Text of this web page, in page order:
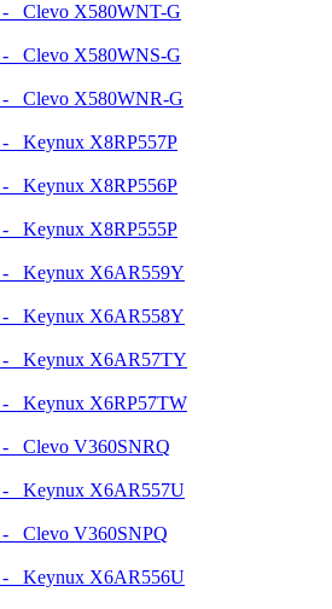
Clevo X580WNT-G
Clevo X580WNS-G
Clevo X580WNR-G
Keynux X8RP557P
Keynux X8RP556P
Keynux X8RP555P
Keynux X6AR559Y
Keynux X6AR558Y
Keynux X6AR57TY
Keynux X6RP57TW
Clevo V360SNRQ
Keynux X6AR557U
Clevo V360SNPQ
Keynux X6AR556U